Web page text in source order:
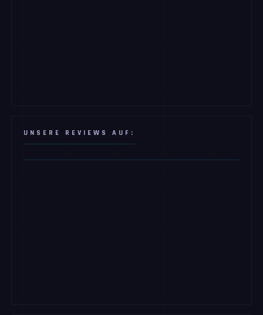
UNSERE REVIEWS AUF: